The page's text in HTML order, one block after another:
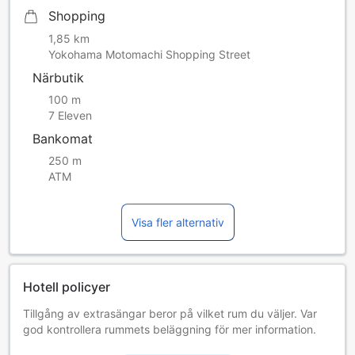
Shopping
1,85 km
Yokohama Motomachi Shopping Street
Närbutik
100 m
7 Eleven
Bankomat
250 m
ATM
Visa fler alternativ
Hotell policyer
Tillgång av extrasängar beror på vilket rum du väljer. Var
god kontrollera rummets beläggning för mer information.